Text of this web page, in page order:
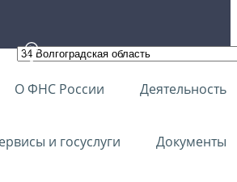
О ФНС России Деятельность
и госуслуги Документы